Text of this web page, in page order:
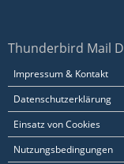
Thunderbird Mail
Impressum & Kontakt
Datenschutzerklärung
Einsatz von Cookies
Nutzungsbedingungen